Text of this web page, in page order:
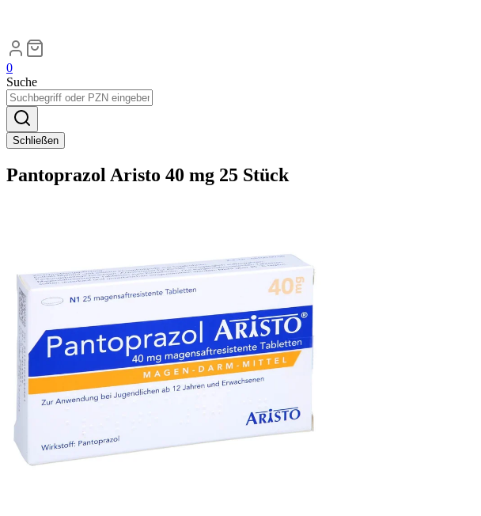
0
Suche
Schließen
Pantoprazol Aristo 40 mg 25 Stück